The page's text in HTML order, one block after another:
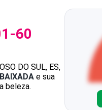
60
DO SUL, ES,
BAIXADA e sua
beleza.